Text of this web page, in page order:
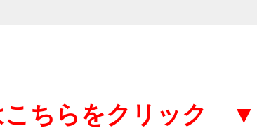
ちらをクリック